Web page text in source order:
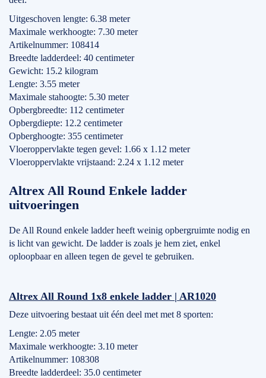
Uitgeschoven lengte: 6.38 meter
Maximale werkhoogte: 7.30 meter
Artikelnummer: 108414
Breedte ladderdeel: 40 centimeter
Gewicht: 15.2 kilogram
Lengte: 3.55 meter
Maximale stahoogte: 5.30 meter
Opbergbreedte: 112 centimeter
Opbergdiepte: 12.2 centimeter
Opberghoogte: 355 centimeter
Vloeroppervlakte tegen gevel: 1.66 x 1.12 meter
Vloeroppervlakte vrijstaand: 2.24 x 1.12 meter
Altrex All Round Enkele ladder
uitvoeringen
De All Round enkele ladder heeft weinig opbergruimte nodig en
is licht van gewicht. De ladder is zoals je hem ziet, enkel
oploopbaar en alleen tegen de gevel te gebruiken.
Altrex All Round 1x8 enkele ladder | AR1020
Deze uitvoering bestaat uit één deel met met 8 sporten:
Lengte: 2.05 meter
Maximale werkhoogte: 3.10 meter
Artikelnummer: 108308
Breedte ladderdeel: 35.0 centimeter